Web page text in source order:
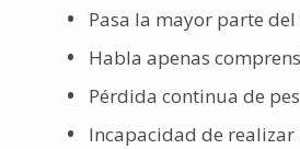
Pasa la mayor parte
Habla apenas
Pérdida continua de
Incapacidad de